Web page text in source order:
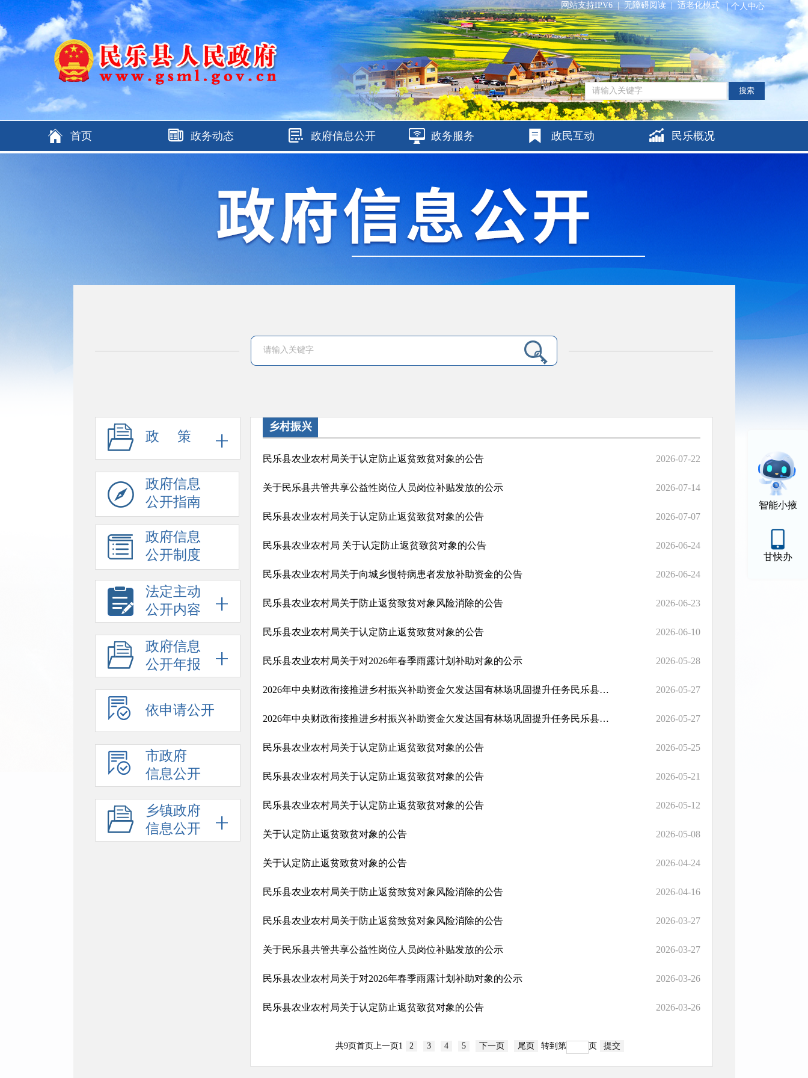
网站支持IPV6 无障碍阅读 适老化模式 | 个人中心
搜索
首页 政务动态 政府信息公开 政务服务 政民互动 民乐概况
智能小掖
甘快办
政 策
政府信息
公开指南
政府信息
公开制度
法定主动
公开内容
政府信息
公开年报
依申请公开
市政府
信息公开
乡镇政府
信息公开
乡村振兴
民乐县农业农村局关于认定防止返贫致贫对象的公告 2026-07-22
关于民乐县共管共享公益性岗位人员岗位补贴发放的公示 2026-07-14
民乐县农业农村局关于认定防止返贫致贫对象的公告 2026-07-07
民乐县农业农村局 关于认定防止返贫致贫对象的公告 2026-06-24
民乐县农业农村局关于向城乡慢特病患者发放补助资金的公告 2026-06-24
民乐县农业农村局关于防止返贫致贫对象风险消除的公告 2026-06-23
民乐县农业农村局关于认定防止返贫致贫对象的公告 2026-06-10
民乐县农业农村局关于对2026年春季雨露计划补助对象的公示 2026-05-28
2026年中央财政衔接推进乡村振兴补助资金欠发达国有林场巩固提升任务民乐县北滩林场苗木培育项目计划公示 2026-05-27
2026年中央财政衔接推进乡村振兴补助资金欠发达国有林场巩固提升任务民乐县北滩林场苗木培育项目实施方案公示 2026-05-27
民乐县农业农村局关于认定防止返贫致贫对象的公告 2026-05-25
民乐县农业农村局关于认定防止返贫致贫对象的公告 2026-05-21
民乐县农业农村局关于认定防止返贫致贫对象的公告 2026-05-12
关于认定防止返贫致贫对象的公告 2026-05-08
关于认定防止返贫致贫对象的公告 2026-04-24
民乐县农业农村局关于防止返贫致贫对象风险消除的公告 2026-04-16
民乐县农业农村局关于防止返贫致贫对象风险消除的公告 2026-03-27
关于民乐县共管共享公益性岗位人员岗位补贴发放的公示 2026-03-27
民乐县农业农村局关于对2026年春季雨露计划补助对象的公示 2026-03-26
民乐县农业农村局关于认定防止返贫致贫对象的公告 2026-03-26
共9页首页上一页1 2 3 4 5 下一页 尾页 转到第 页 提交